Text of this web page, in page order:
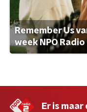
Remember Us
week NPO
Er is maar